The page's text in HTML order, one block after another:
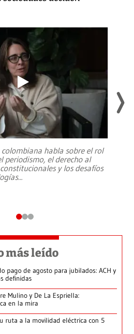
habla sobre el rol
periodismo, el derecho al
y los desafíos
...
más leído
pago de agosto para jubilados: ACH y
definidas
Mulino y De La Espriella:
en la mira
ruta a la movilidad eléctrica con 5